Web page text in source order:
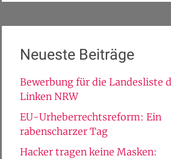
Neueste Beiträge
Bewerbung für die Landesliste
Linken NRW
EU-Urheberrechtsreform: Ein
rabenscharzer Tag
Hacker tragen keine Masken: